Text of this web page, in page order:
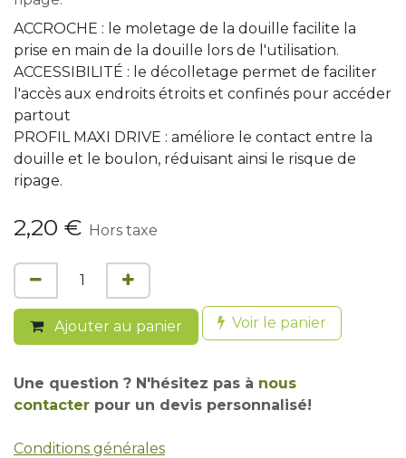
ACCROCHE : le moletage de la douille facilite la
prise en main de la douille lors de l'utilisation.
ACCESSIBILITÉ : le décolletage permet de faciliter
l'accès aux endroits étroits et confinés pour accéder
partout
PROFIL MAXI DRIVE : améliore le contact entre la
douille et le boulon, réduisant ainsi le risque de
ripage.
2,20 € Hors taxe
Ajouter au panier Voir le panier
Une question ? N'hésitez pas à nous
contacter pour un devis personnalisé!
Conditions générales